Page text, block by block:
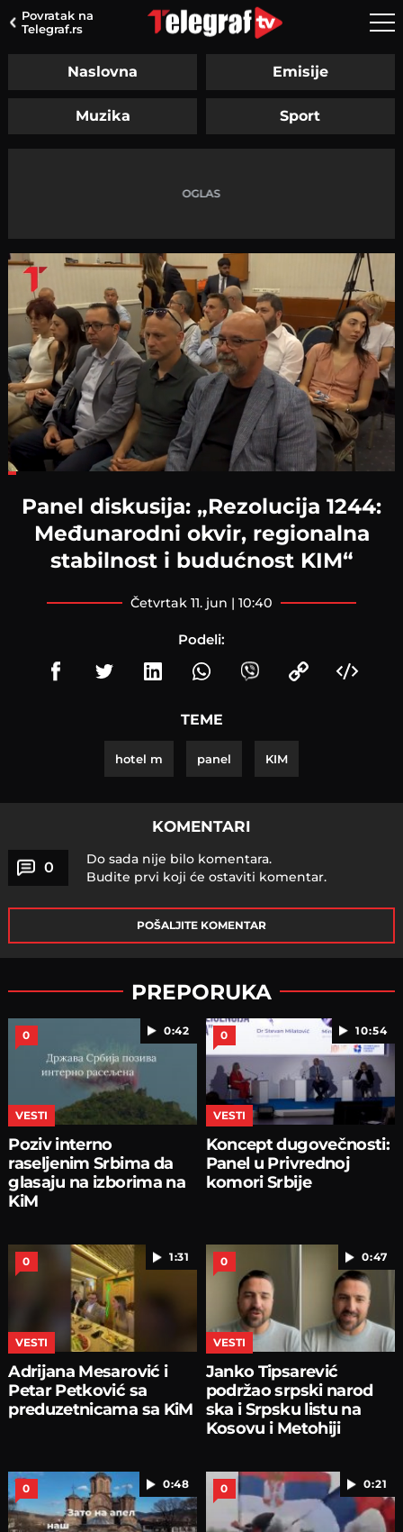
Povratak na
Telegraf.rs
Naslovna Emisije
Muzika Sport
Panel diskusija: „Rezolucija 1244:
Međunarodni okvir, regionalna
stabilnost i budućnost KIM“
četvrtak 11. jun | 10:40
Podeli:
TEME
hotel m panel KIM
KOMENTARI
0
Do sada nije bilo komentara.
Budite prvi koji će ostaviti komentar.
POŠALJITE KOMENTAR
PREPORUKA
0:42
0
VESTI
Poziv interno
raseljenim Srbima da
glasaju na izborima na
KiM
10:54
0
VESTI
Koncept dugovečnosti:
Panel u Privrednoj
komori Srbije
1:31
0
VESTI
Adrijana Mesarović i
Petar Petković sa
preduzetnicama sa KiM
0:47
0
VESTI
Janko Tipsarević
podržao srpski narod
ska i Srpsku listu na
Kosovu i Metohiji
0:48
0 0:21
0